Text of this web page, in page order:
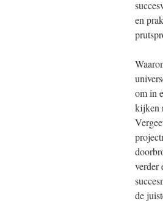
en
om in
kijken
verder
de